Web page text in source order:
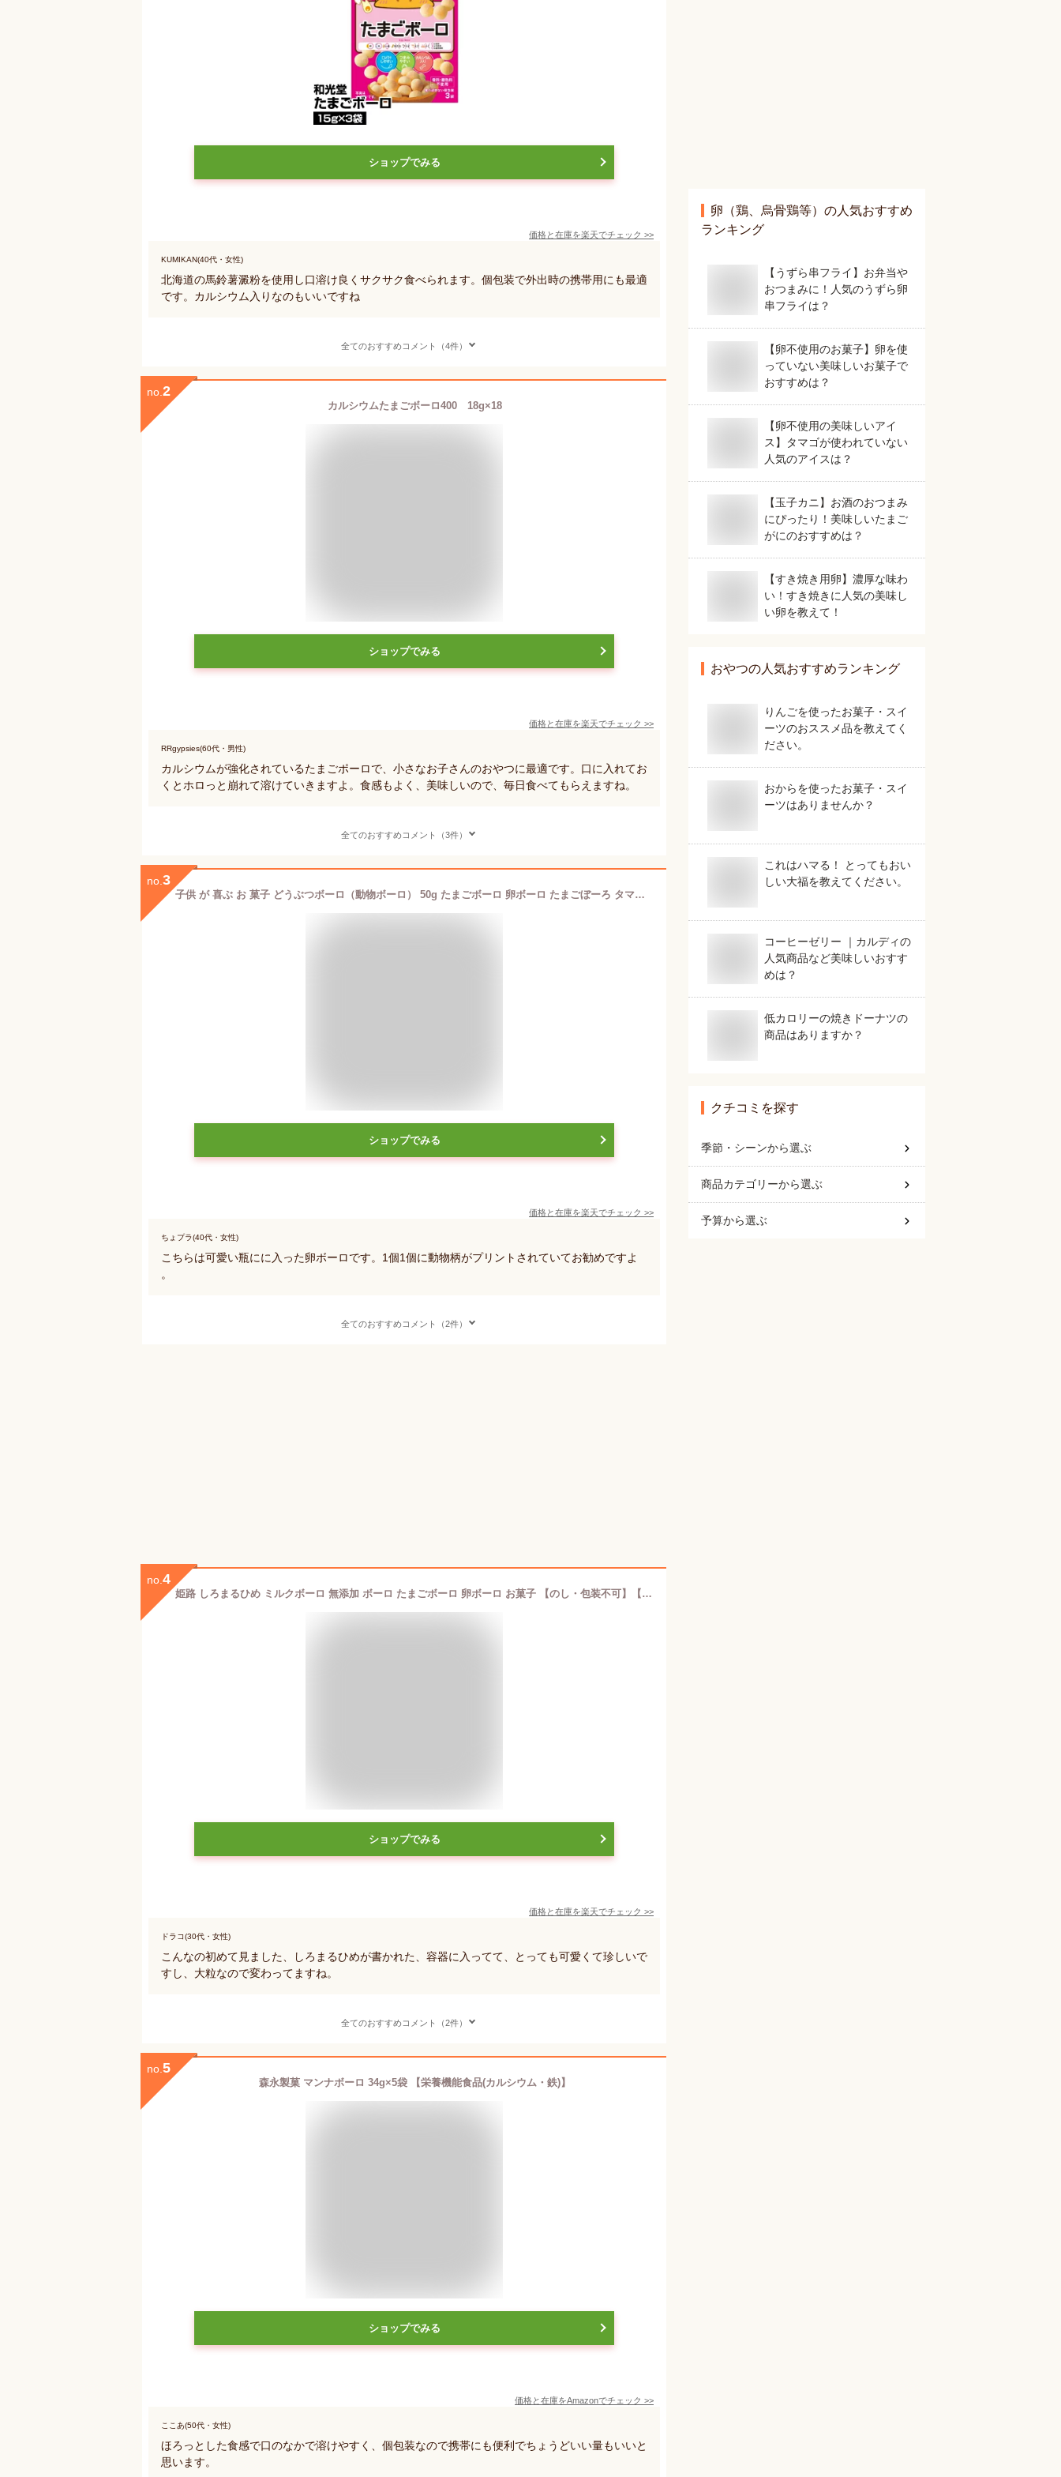
ショップでみる
価格と在庫を楽天でチェック >>
KUMIKAN(40代・女性)
北海道の馬鈴薯澱粉を使用し口溶け良くサクサク食べられます。個包装で外出時の携帯用にも最適
です。カルシウム入りなのもいいですね
全てのおすすめコメント（4件）
no. 2
カルシウムたまごボーロ400 18g×18
ショップでみる
価格と在庫を楽天でチェック >>
RRgypsies(60代・男性)
カルシウムが強化されているたまごポーロで、小さなお子さんのおやつに最適です。口に入れてお
くとホロっと崩れて溶けていきますよ。食感もよく、美味しいので、毎日食べてもらえますね。
全てのおすすめコメント（3件）
no. 3
子供 が 喜ぶ お 菓子 どうぶつボーロ（動物ボーロ） 50g たまごボーロ 卵ボーロ たまごぼーろ タマゴボーロ 赤ちゃん ベビー 離乳食 子供 男 男子 女 キッズ お菓子 詰め合わせ 動物 どうぶつ アニマル 動物園 グッズ プレゼント ギフト 2023
ショップでみる
価格と在庫を楽天でチェック >>
ちょプラ(40代・女性)
こちらは可愛い瓶にに入った卵ボーロです。1個1個に動物柄がプリントされていてお勧めですよ
。
全てのおすすめコメント（2件）
no. 4
姫路 しろまるひめ ミルクボーロ 無添加 ボーロ たまごボーロ 卵ボーロ お菓子 【のし・包装不可】【商品お届けまで最大約2週間】
ショップでみる
価格と在庫を楽天でチェック >>
ドラコ(30代・女性)
こんなの初めて見ました、しろまるひめが書かれた、容器に入ってて、とっても可愛くて珍しいで
すし、大粒なので変わってますね。
全てのおすすめコメント（2件）
no. 5
森永製菓 マンナボーロ 34g×5袋 【栄養機能食品(カルシウム・鉄)】
ショップでみる
価格と在庫をAmazonでチェック >>
ここあ(50代・女性)
ほろっとした食感で口のなかで溶けやすく、個包装なので携帯にも便利でちょうどいい量もいいと
思います。
卵（鶏、烏骨鶏等） の人気おすすめ
ランキング
【うずら串フライ】お弁当や
おつまみに！人気のうずら卵
串フライは？
【卵不使用のお菓子】卵を使
っていない美味しいお菓子で
おすすめは？
【卵不使用の美味しいアイ
ス】タマゴが使われていない
人気のアイスは？
【玉子カニ】お酒のおつまみ
にぴったり！美味しいたまご
がにのおすすめは？
【すき焼き用卵】濃厚な味わ
い！すき焼きに人気の美味し
い卵を教えて！
おやつの人気おすすめランキング
りんごを使ったお菓子・スイ
ーツのおススメ品を教えてく
ださい。
おからを使ったお菓子・スイ
ーツはありませんか？
これはハマる！ とってもおい
しい大福を教えてください。
コーヒーゼリー ｜カルディの
人気商品など美味しいおすす
めは？
低カロリーの焼きドーナツの
商品はありますか？
クチコミを探す
季節・シーンから選ぶ
商品カテゴリーから選ぶ
予算から選ぶ